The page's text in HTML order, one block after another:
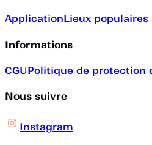
ApplicationLieux populaires
Informations
CGUPolitique de protection
Nous suivre
Instagram